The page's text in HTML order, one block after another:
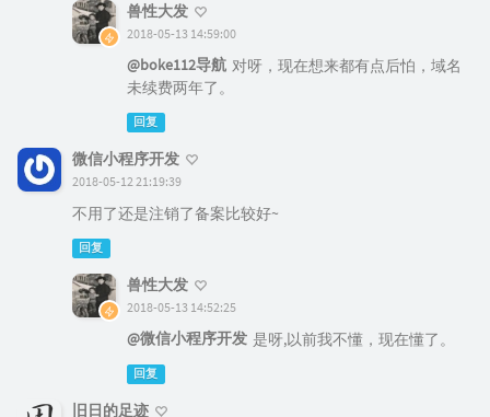
兽性大发
2018-05-13 14:59:00
@boke112导航 对呀，现在想来都有点后怕，域名
未续费两年了。
回复
微信小程序开发
2018-05-12 21:19:39
不用了还是注销了备案比较好~
回复
兽性大发
2018-05-13 14:52:25
@微信小程序开发 是呀,以前我不懂，现在懂了。
回复
旧日的足迹